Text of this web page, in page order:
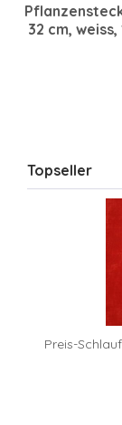
32 cm,
Topseller
Preis-